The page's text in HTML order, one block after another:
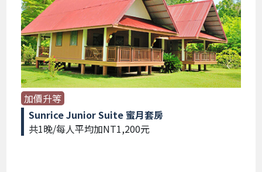
加價升等
Sunrice Junior Suite 蜜月套房
共1晚/每人平均加NT1,200元